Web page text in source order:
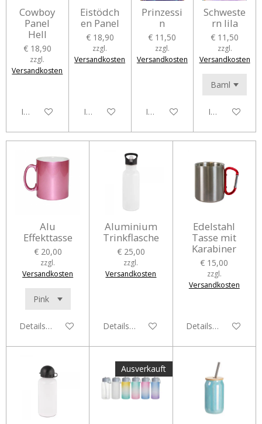
Cowboy
Panel
Hell
€ 18,90
zzgl.
Versandkosten
In den Warenkorb
Eistödch
en Panel
€ 18,90
zzgl.
Versandkosten
In den Warenkorb
Prinzessi
n
€ 11,50
zzgl.
Versandkosten
In den Warenkorb
Schweste
rn lila
€ 11,50
zzgl.
Versandkosten
In den
Alu
Effekttasse
€ 20,00
zzgl.
Versandkosten
Details anzeigen
Aluminium
Trinkflasche
€ 25,00
zzgl.
Versandkosten
Details anzeigen
Edelstahl
Tasse mit
Karabiner
€ 15,00
zzgl.
Versandkosten
Details anzeigen
Ausverkauft